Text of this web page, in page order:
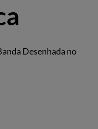
Desenhada no